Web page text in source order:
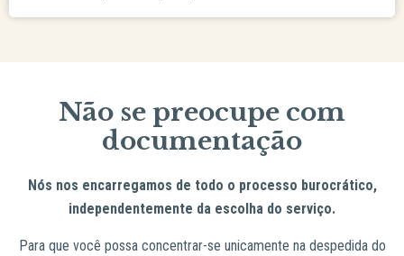
Não se preocupe com
documentação
Nós nos encarregamos de todo o processo burocrático,
independentemente da escolha do serviço.
Para que você possa concentrar-se unicamente na despedida do